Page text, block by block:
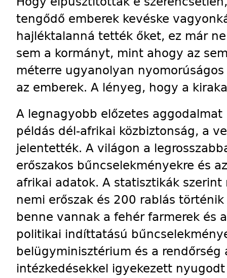
tengődő emberek kevéske
hajléktalanná tették őket, ez már
sem a kormányt, mint ahogy az
méterre ugyanolyan
az emberek. A lényeg, hogy a
A legnagyobb előzetes
példás dél-afrikai közbiztonság, a
jelentették. A világon a
erőszakos bűncselekményekre és
afrikai adatok. A statisztikák
nemi erőszak és 200 rablás
benne vannak a fehér farmerek és
politikai indíttatású
belügyminisztérium és a rendőrség
intézkedésekkel igyekezett